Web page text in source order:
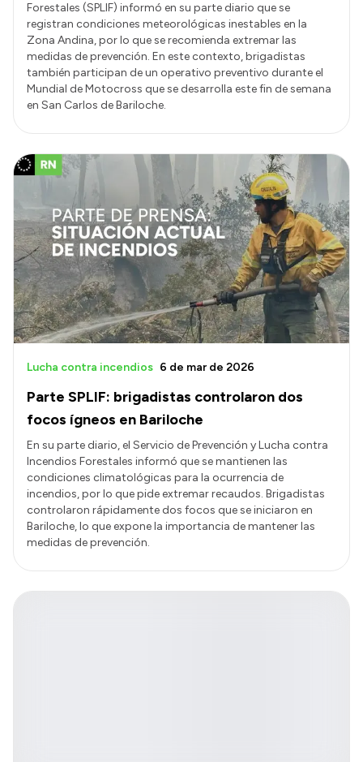
Forestales (SPLIF) informó en su parte diario que se
registran condiciones meteorológicas inestables en la
Zona Andina, por lo que se recomienda extremar las
medidas de prevención. En este contexto, brigadistas
también participan de un operativo preventivo durante el
Mundial de Motocross que se desarrolla este fin de semana
en San Carlos de Bariloche.
Parte SPLIF: brigadistas controlaron dos
focos ígneos en Bariloche
Lucha contra incendios 6 de mar de 2026
En su parte diario, el Servicio de Prevención y Lucha contra
Incendios Forestales informó que se mantienen las
condiciones climatológicas para la ocurrencia de
incendios, por lo que pide extremar recaudos. Brigadistas
controlaron rápidamente dos focos que se iniciaron en
Bariloche, lo que expone la importancia de mantener las
medidas de prevención.